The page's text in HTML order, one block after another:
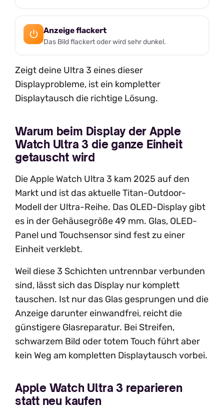
Anzeige flackert
Das Bild flackert oder wird sehr dunkel.
Zeigt deine Ultra 3 eines dieser
Displayprobleme, ist ein kompletter
Displaytausch die richtige Lösung.
Warum beim Display der Apple
Watch Ultra 3 die ganze Einheit
getauscht wird
Die Apple Watch Ultra 3 kam 2025 auf den
Markt und ist das aktuelle Titan-Outdoor-
Modell der Ultra-Reihe. Das OLED-Display gibt
es in der Gehäusegröße 49 mm. Glas, OLED-
Panel und Touchsensor sind fest zu einer
Einheit verklebt.
Weil diese 3 Schichten untrennbar verbunden
sind, lässt sich das Display nur komplett
tauschen. Ist nur das Glas gesprungen und die
Anzeige darunter einwandfrei, reicht die
günstigere Glasreparatur. Bei Streifen,
schwarzem Bild oder totem Touch führt aber
kein Weg am kompletten Displaytausch vorbei.
Apple Watch Ultra 3 reparieren
statt neu kaufen